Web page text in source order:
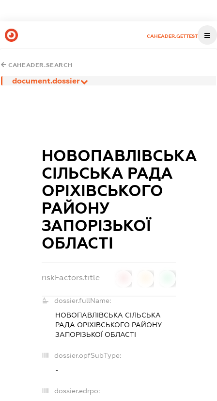
CAHEADER.GETTEST
CAHEADER.SEARCH
document.dossier
НОВОПАВЛІВСЬКА
СІЛЬСЬКА РАДА
ОРІХІВСЬКОГО
РАЙОНУ
ЗАПОРІЗЬКОЇ
ОБЛАСТІ
riskFactors.title
dossier.fullName:
НОВОПАВЛІВСЬКА СІЛЬСЬКА
РАДА ОРІХІВСЬКОГО РАЙОНУ
ЗАПОРІЗЬКОЇ ОБЛАСТІ
dossier.opfSubType:
-
dossier.edrpo: